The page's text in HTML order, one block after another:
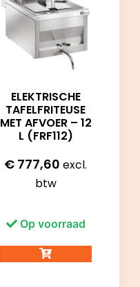
ELEKTRISCHE
TAFELFRITEUSE
MET AFVOER – 12
L (FRF112)
€ 777,60 excl.
btw
Op voorraad